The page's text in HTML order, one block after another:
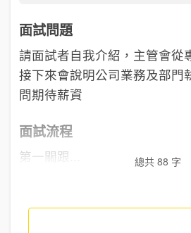
面試問題
請面試者自我介紹，主管會從
接下來會說明公司業務及部門
面試流程
第一關跟... 總共 88 字